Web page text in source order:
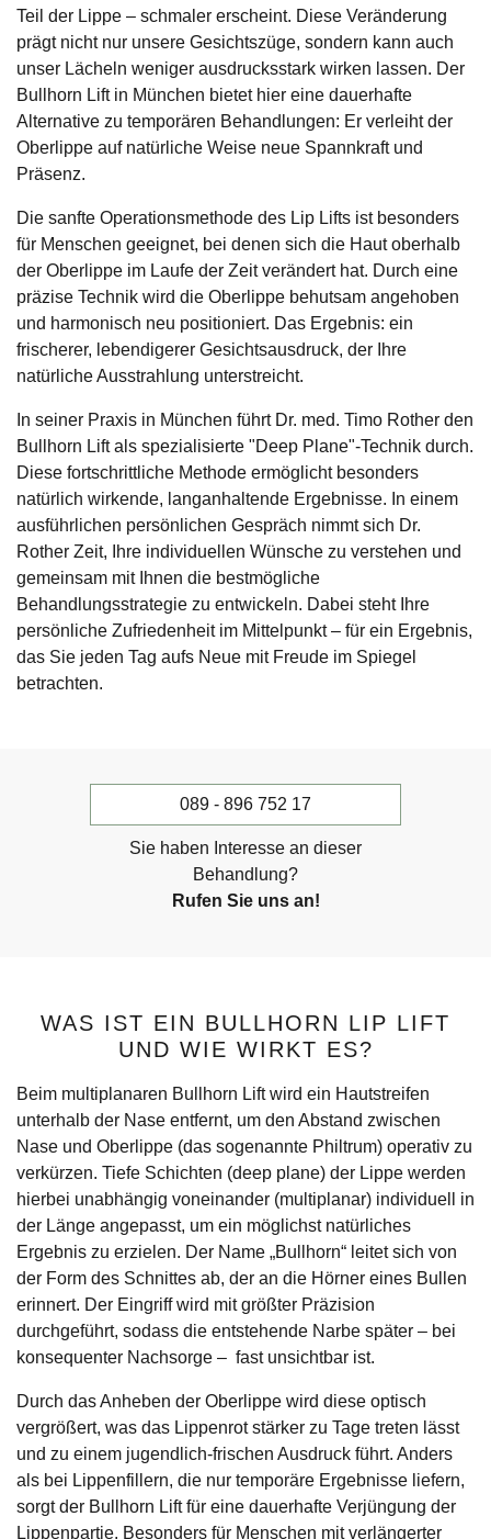
Teil der Lippe – schmaler erscheint. Diese Veränderung
prägt nicht nur unsere Gesichtszüge, sondern kann auch
unser Lächeln weniger ausdrucksstark wirken lassen. Der
Bullhorn Lift in München bietet hier eine dauerhafte
Alternative zu temporären Behandlungen: Er verleiht der
Oberlippe auf natürliche Weise neue Spannkraft und
Präsenz.
Die sanfte Operationsmethode des Lip Lifts ist besonders
für Menschen geeignet, bei denen sich die Haut oberhalb
der Oberlippe im Laufe der Zeit verändert hat. Durch eine
präzise Technik wird die Oberlippe behutsam angehoben
und harmonisch neu positioniert. Das Ergebnis: ein
frischerer, lebendigerer Gesichtsausdruck, der Ihre
natürliche Ausstrahlung unterstreicht.
In seiner Praxis in München führt Dr. med. Timo Rother den
Bullhorn Lift als spezialisierte "Deep Plane"-Technik durch.
Diese fortschrittliche Methode ermöglicht besonders
natürlich wirkende, langanhaltende Ergebnisse. In einem
ausführlichen persönlichen Gespräch nimmt sich Dr.
Rother Zeit, Ihre individuellen Wünsche zu verstehen und
gemeinsam mit Ihnen die bestmögliche
Behandlungsstrategie zu entwickeln. Dabei steht Ihre
persönliche Zufriedenheit im Mittelpunkt – für ein Ergebnis,
das Sie jeden Tag aufs Neue mit Freude im Spiegel
betrachten.
089 - 896 752 17
Sie haben Interesse an dieser
Behandlung?
Rufen Sie uns an!
WAS IST EIN BULLHORN LIP LIFT
UND WIE WIRKT ES?
Beim multiplanaren Bullhorn Lift wird ein Hautstreifen
unterhalb der Nase entfernt, um den Abstand zwischen
Nase und Oberlippe (das sogenannte Philtrum) operativ zu
verkürzen. Tiefe Schichten (deep plane) der Lippe werden
hierbei unabhängig voneinander (multiplanar) individuell in
der Länge angepasst, um ein möglichst natürliches
Ergebnis zu erzielen. Der Name „Bullhorn“ leitet sich von
der Form des Schnittes ab, der an die Hörner eines Bullen
erinnert. Der Eingriff wird mit größter Präzision
durchgeführt, sodass die entstehende Narbe später – bei
konsequenter Nachsorge – fast unsichtbar ist.
Durch das Anheben der Oberlippe wird diese optisch
vergrößert, was das Lippenrot stärker zu Tage treten lässt
und zu einem jugendlich-frischen Ausdruck führt. Anders
als bei Lippenfillern, die nur temporäre Ergebnisse liefern,
sorgt der Bullhorn Lift für eine dauerhafte Verjüngung der
Lippenpartie. Besonders für Menschen mit verlängerter